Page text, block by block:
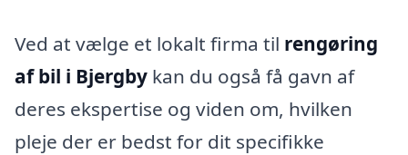
Ved at vælge et lokalt firma til rengøring
af bil i Bjergby kan du også få gavn af
deres ekspertise og viden om, hvilken
pleje der er bedst for dit specifikke